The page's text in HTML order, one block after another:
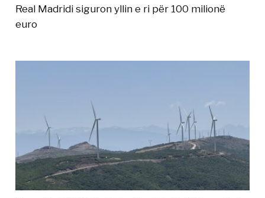
Real Madridi siguron yllin e ri për 100 milionë
euro